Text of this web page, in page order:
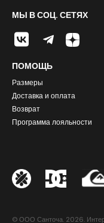
МЫ В СОЦ. СЕТЯХ
ПОМОЩЬ
Размеры
Доставка и оплата
Возврат
Программа лояльности
© ООО Санточа. 2026.